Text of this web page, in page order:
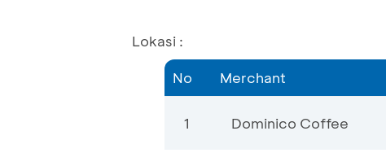
Lokasi :
No Merchant
1 Dominico Coffee